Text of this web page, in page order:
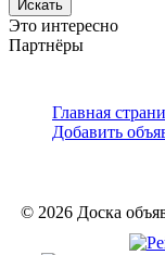
Искать
Это интересно
Партнёры
Главная
Добавить
© 2026 Доска